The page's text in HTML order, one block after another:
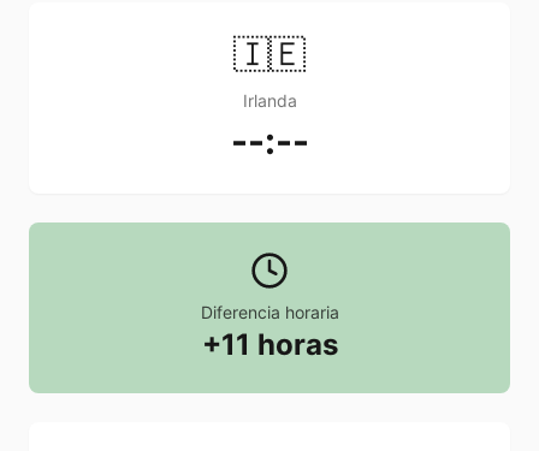
🇮🇪
Irlanda
--:--
Diferencia horaria
+11 horas